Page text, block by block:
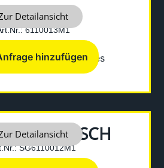
6110013M1
Fermec-Terex
Diverses,Sonstiges
Detailansicht
hinzufügen
SWITSCH
SG6110012M1
Fermec-Terex
Detailansicht